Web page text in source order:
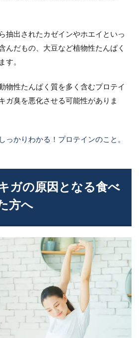
抽出されたカゼインやホエイといっ
んだもの、大豆など植物性たんぱく
す。
物性たんぱく質を多く含むプロテイ
ガ臭を悪化させる可能性がありま
かりわかる！プロテインのこと。
ガの原因となる食べ
方へ